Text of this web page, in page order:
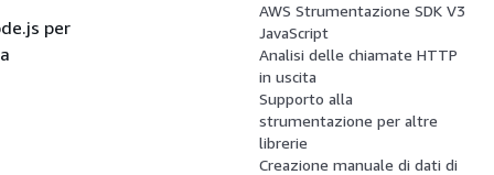
per
AWS Strumentazione SDK V3
JavaScript
Analisi delle chiamate HTTP
in uscita
Supporto alla
strumentazione per altre
librerie
Creazione manuale di dati di